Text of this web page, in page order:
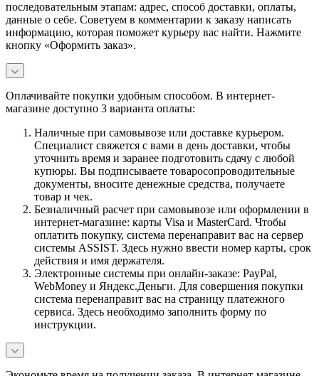
последовательным этапам: адрес, способ доставки, оплаты,
данные о себе. Советуем в комментарии к заказу написать
информацию, которая поможет курьеру вас найти. Нажмите
кнопку «Оформить заказ».
Оплачивайте покупки удобным способом. В интернет-
магазине доступно 3 варианта оплаты:
Наличные при самовывозе или доставке курьером.
Специалист свяжется с вами в день доставки, чтобы
уточнить время и заранее подготовить сдачу с любой
купюры. Вы подписываете товаросопроводительные
документы, вносите денежные средства, получаете
товар и чек.
Безналичный расчет при самовывозе или оформлении в
интернет-магазине: карты Visa и MasterCard. Чтобы
оплатить покупку, система перенаправит вас на сервер
системы ASSIST. Здесь нужно ввести номер карты, срок
действия и имя держателя.
Электронные системы при онлайн-заказе: PayPal,
WebMoney и Яндекс.Деньги. Для совершения покупки
система перенаправит вас на страницу платежного
сервиса. Здесь необходимо заполнить форму по
инструкции.